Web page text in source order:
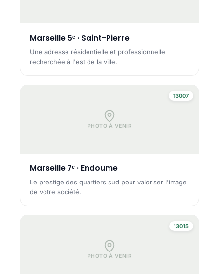
Marseille 5ᵉ · Saint-Pierre
Une adresse résidentielle et professionnelle
recherchée à l'est de la ville.
PHOTO À VENIR
13007
Marseille 7ᵉ · Endoume
Le prestige des quartiers sud pour valoriser l'image
de votre société.
PHOTO À VENIR
13015